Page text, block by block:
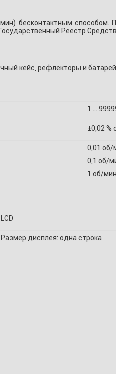
бесконтактным способом.
Реестр
кейс, рефлекторы и
1 …
±0,02 %
0,01 об/
0,1 об/
1 об/
LCD
Размер дисплея: одна строка